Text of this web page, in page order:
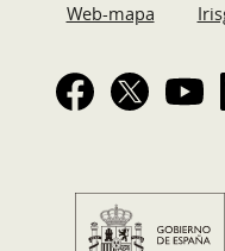
Web-mapa